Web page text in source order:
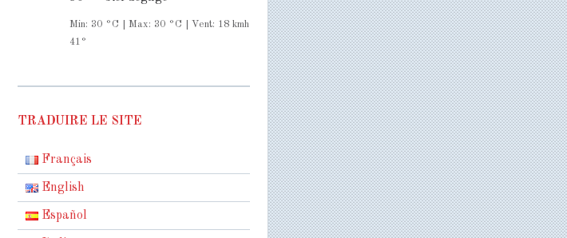
Min: 30 °C | Max: 30 °C | Vent: 18 kmh
41°
TRADUIRE LE SITE
Français
English
Español